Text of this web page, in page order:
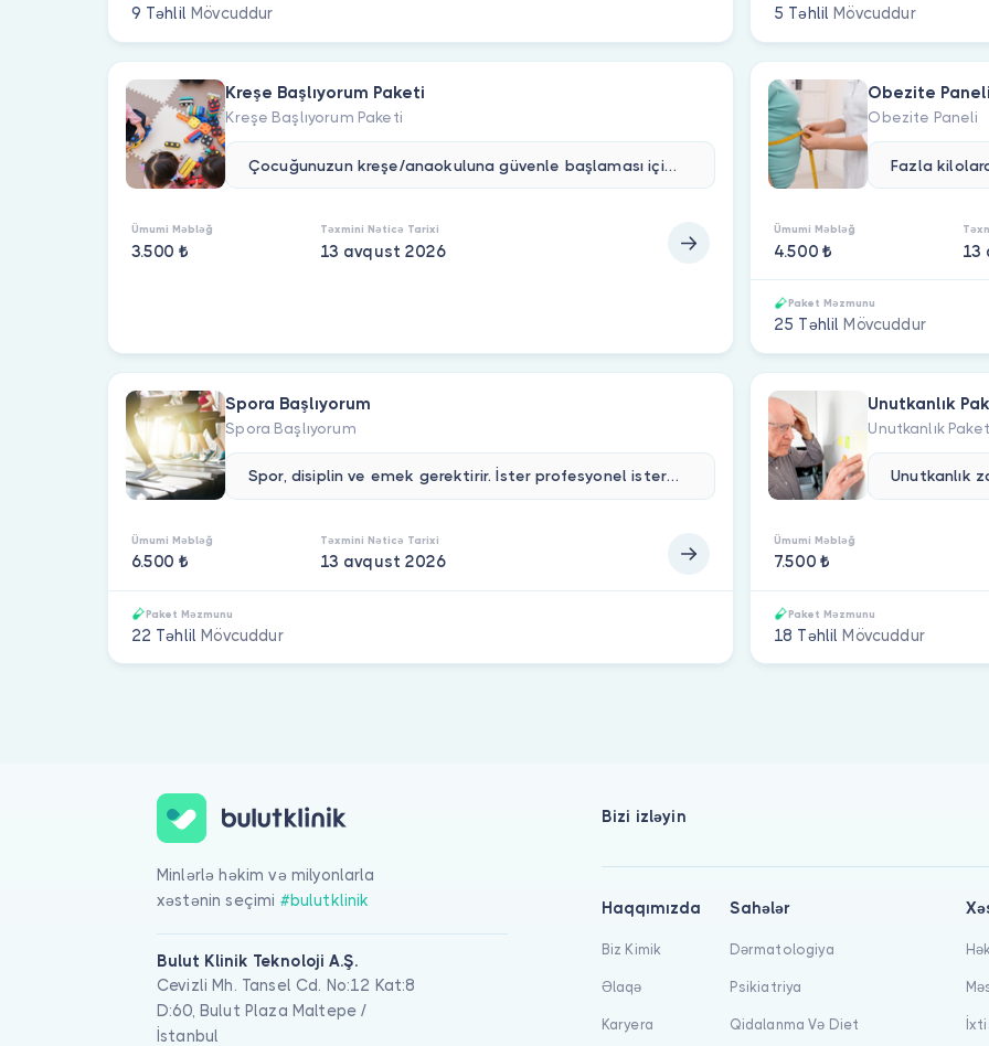
9 Təhlil Mövcuddur 5 Təhlil Mövcuddur
Kreşe Başlıyorum Paketi
Kreşe Başlıyorum Paketi
Çocuğunuzun kreşe/anaokuluna güvenle başlaması için enfeksiyon taraması ve genel sağlık değerlendirmesini içeren testler&nbsp;evinizin konforunda yaptırın.&nbsp;Yaşa uygun testlerle bağışıklık durumu, bulaşıcı hastalık riski ve temel kan değerleri kontrol edilir.Türkiye’nin 81 ilinde lisanslı hemşire ekibimizle evinize geliyoruz; numune alımını güvenle yapıyor, sonuçları anlaşmalı laboratuvarlarımızda analiz ediyoruz. Numuneler analiz edildikten sonra sonuçlarınız Bulutklinik hesabınıza yüklenir.&nbsp;Uzman çocuk doktorlarımız sonuçları online olarak değerlendirir ve “Kreşe Uygundur” raporunu dijital olarak onaylar.&nbsp;
Ümumi Məbləğ
3.500 ₺
Təxmini Nəticə Tarixi
13 avqust 2026
Obezite Paneli
Obezite Paneli
Ümumi Məbləğ
4.500 ₺ 13
Paket Məzmunu
25 Təhlil Mövcuddur
Spora Başlıyorum
Spora Başlıyorum
Spor, disiplin ve emek gerektirir. İster profesyonel ister amatör olun; fit bir bedene sahip olmak, güçlü kalmak ve sağlıklı gelişmek için vücudunuzun ihtiyaçlarını doğru anlamanız gerekir.Yaptığınız sporun türüne, antrenman yoğunluğuna ve hedeflerinize göre&nbsp;hormon, vitamin, mineral ve protein dengeleriniz&nbsp;sürekli değişir. Bu dengesizlikler fark edilmediğinde&nbsp;performans düşüklüğü, isteksizlik, sakatlık ve yetersiz gelişim&nbsp;yaşanabilir.Ayrıca kontrolsüz kullanılan&nbsp;takviye gıdalar veya steroidler&nbsp;sağlığınıza zarar verebilir. Bu test ile vücudunuzun gerçek ihtiyaçlarını, antrenmanlarınızın etkisini ve kullandığınız destek ürünlerin olası risklerini öğrenebilirsiniz.Daha güçlü, dengeli ve sağlıklı bir performans için — Sporcu Test Paketinizi şimdi oluşturun.
Ümumi Məbləğ
6.500 ₺
Təxmini Nəticə Tarixi
13 avqust 2026
Paket Məzmunu
22 Təhlil Mövcuddur
Unutkanlık
Unutkanlık
Ümumi Məbləğ
7.500 ₺
Paket Məzmunu
18 Təhlil Mövcuddur
Minlərlə həkim və milyonlarla
xəstənin seçimi #bulutklinik
Bulut Klinik Teknoloji A.Ş.
Cevizli Mh. Tansel Cd. No:12 Kat:8
D:60, Bulut Plaza Maltepe /
İstanbul
Bizi izləyin
Haqqımızda
Biz Kimik
Əlaqə
Karyera
Sahələr
Dərmatologiya
Psikiatriya
Qidalanma Və Diet